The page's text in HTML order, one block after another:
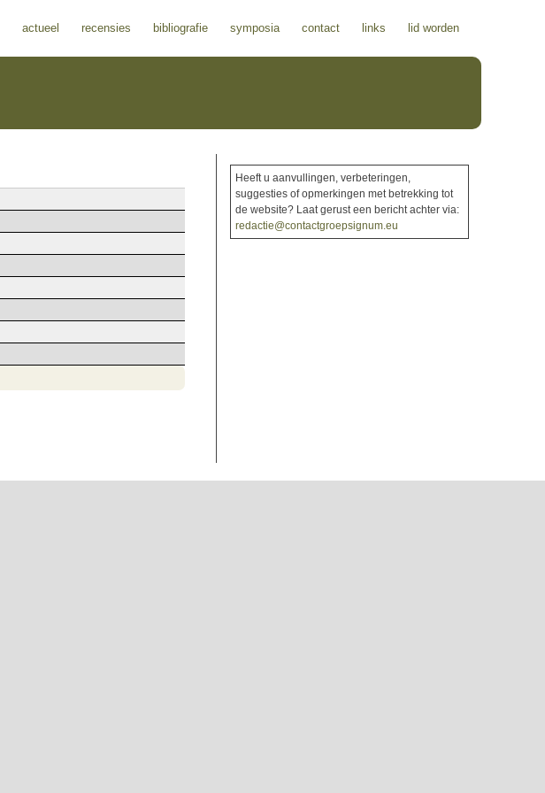
actueel recensies bibliografie symposia contact links lid worden
Heeft u aanvullingen, verbeteringen,
suggesties of opmerkingen met betrekking tot
de website? Laat gerust een bericht achter via:
redactie@contactgroepsignum.eu